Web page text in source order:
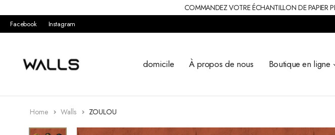
COMMANDEZ VOTRE ÉCHANTILLON DE PAPIER
Facebook Instagram
domicile À propos de nous Boutique en ligne
Home Walls ZOULOU